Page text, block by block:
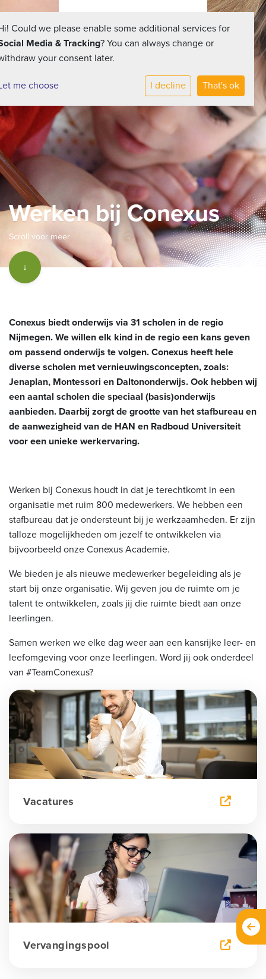
Werken bij Conexus
Scroll voor meer
↓
Conexus biedt onderwijs via 31 scholen in de regio
Nijmegen. We willen elk kind in de regio een kans geven
om passend onderwijs te volgen. Conexus heeft hele
diverse scholen met vernieuwingsconcepten, zoals:
Jenaplan, Montessori en Daltononderwijs. Ook hebben wij
een aantal scholen die speciaal (basis)onderwijs
aanbieden. Daarbij zorgt de grootte van het stafbureau en
de aanwezigheid van de HAN en Radboud Universiteit
voor een unieke werkervaring.
Werken bij Conexus houdt in dat je terechtkomt in een
organisatie met ruim 800 medewerkers. We hebben een
stafbureau dat je ondersteunt bij je werkzaamheden. Er zijn
talloze mogelijkheden om jezelf te ontwikkelen via
bijvoorbeeld onze Conexus Academie.
We bieden je als nieuwe medewerker begeleiding als je
start bij onze organisatie. Wij geven jou de ruimte om je
talent te ontwikkelen, zoals jij die ruimte biedt aan onze
leerlingen.
Samen werken we elke dag weer aan een kansrijke leer- en
leefomgeving voor onze leerlingen. Word jij ook onderdeel
van #TeamConexus?
Vacatures
Vervangingspool
Could we please enable some additional services for
Media & Tracking? You can always change or
your consent later.
me choose I decline That's ok